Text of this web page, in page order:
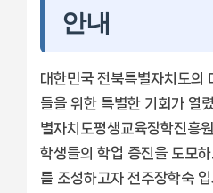
안내
대한민국 전북특별자치도의
들을 위한 특별한 기회가 열
별자치도평생교육장학진흥
학생들의 학업 증진을 도모
를 조성하고자 전주장학숙